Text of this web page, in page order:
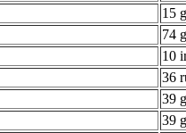
15
74
10
36
39
39